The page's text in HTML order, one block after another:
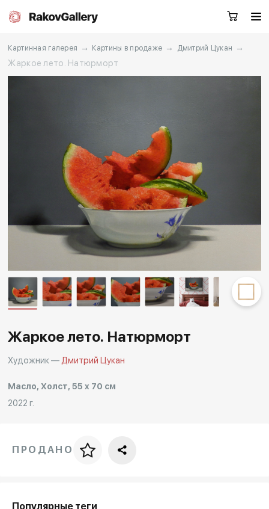
Художники
Услуги
События Контакты
Другие проекты
Rakov
baget
Rakov
special
Заказать звонок
Картинная галерея → Картины в продаже → Дмитрий Цукан
→
Жаркое лето. Натюрморт
Жаркое лето. Натюрморт
Художник —Дмитрий Цукан
Масло, Холст, 55 x 70 см
2022 г.
Цена за багет
ПРОДАНО
Популярные теги